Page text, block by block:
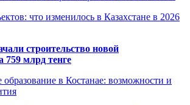
что изменилось в Казахстане в 2026
строительство новой
759 млрд тенге
в Костанае: возможности и